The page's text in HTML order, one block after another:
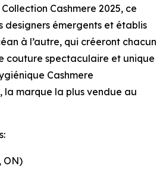
Cashmere 2025, ce
designers émergents et établis
à l’autre, qui créeront chacun
couture spectaculaire et unique
Cashmere
la marque la plus vendue au
ON)